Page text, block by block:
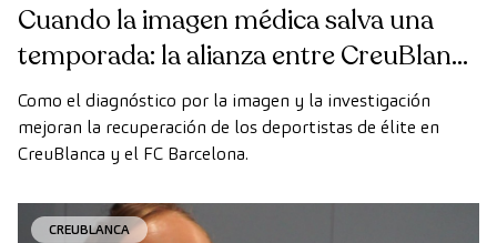
Cuando la imagen médica salva una
temporada: la alianza entre CreuBlanca
y el FC Barcelona
Como el diagnóstico por la imagen y la investigación
mejoran la recuperación de los deportistas de élite en
CreuBlanca y el FC Barcelona.
CREUBLANCA